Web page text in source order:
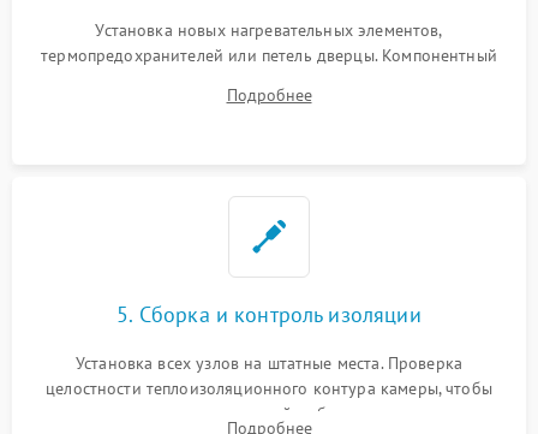
Установка новых нагревательных элементов,
термопредохранителей или петель дверцы. Компонентный
выгоревших реле, восстановление контактов и замена
Подробнее
5. Сборка и контроль изоляции
Установка всех узлов на штатные места. Проверка
целостности теплоизоляционного контура камеры, чтобы
исключить перегрев кухонной мебели и потерю тепла.
Подробнее